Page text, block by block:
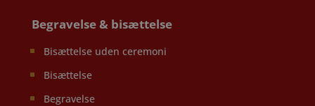
Begravelse & bisættelse
Bisættelse uden ceremoni
Bisættelse
Begravelse